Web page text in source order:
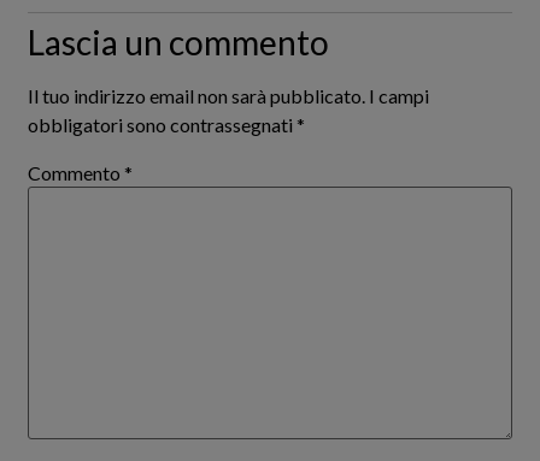
Lascia un commento
Il tuo indirizzo email non sarà pubblicato. I campi
obbligatori sono contrassegnati *
Commento *